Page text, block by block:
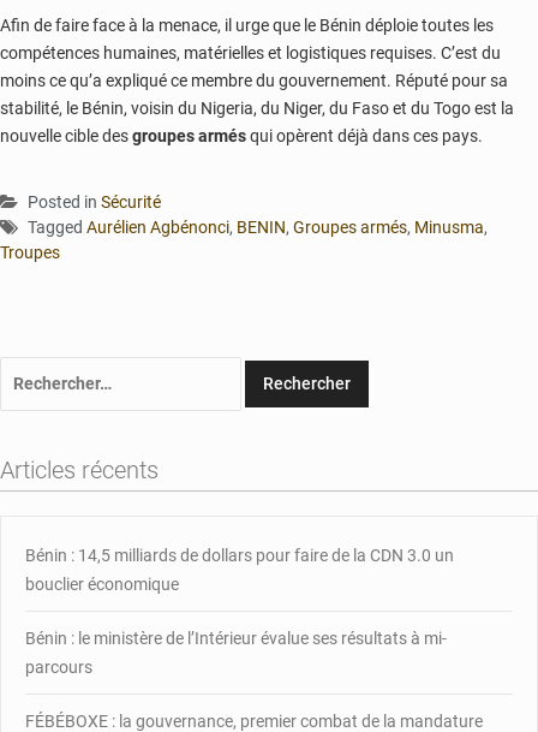
Afin de faire face à la menace, il urge que le Bénin déploie toutes les
compétences humaines, matérielles et logistiques requises. C’est du
moins ce qu’a expliqué ce membre du gouvernement. Réputé pour sa
stabilité, le Bénin, voisin du Nigeria, du Niger, du Faso et du Togo est la
nouvelle cible desgroupes armésqui opèrent déjà dans ces pays.
Posted in Sécurité
Tagged Aurélien Agbénonci, BENIN, Groupes armés, Minusma,
Troupes
Articles récents
Bénin : 14,5 milliards de dollars pour faire de la CDN 3.0 un
bouclier économique
Bénin : le ministère de l’Intérieur évalue ses résultats à mi-
parcours
FÉBÉBOXE : la gouvernance, premier combat de la mandature